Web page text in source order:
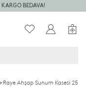
BEDAVA!
>Raye Ahşap Sunum Kasesi